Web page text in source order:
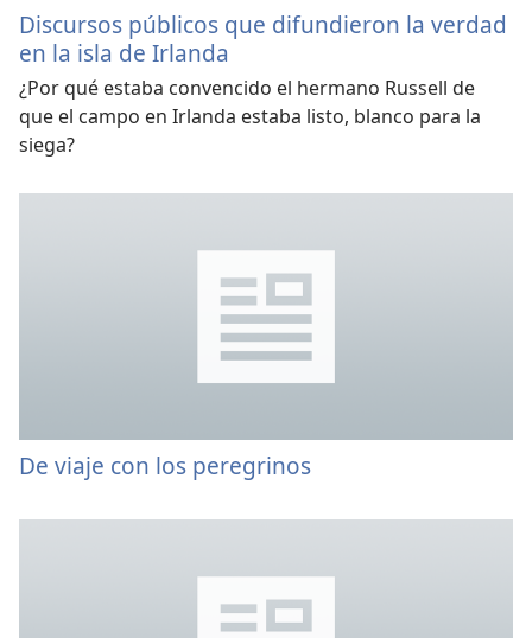
Discursos públicos que difundieron la verdad
en la isla de Irlanda
¿Por qué estaba convencido el hermano Russell de
que el campo en Irlanda estaba listo, blanco para la
siega?
De viaje con los peregrinos